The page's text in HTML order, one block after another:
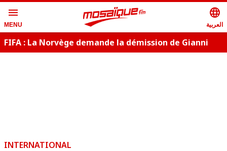
menu
MENU
language
العربية
FIFA : La Norvège demande la démission de Gianni
INTERNATIONAL